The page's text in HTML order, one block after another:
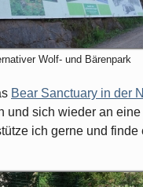
Wolf- und Bärenpark
Bear Sanctuary in der
und sich wieder an
ich gerne und finde